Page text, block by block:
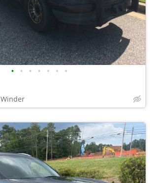
• • • • • • •
Winder